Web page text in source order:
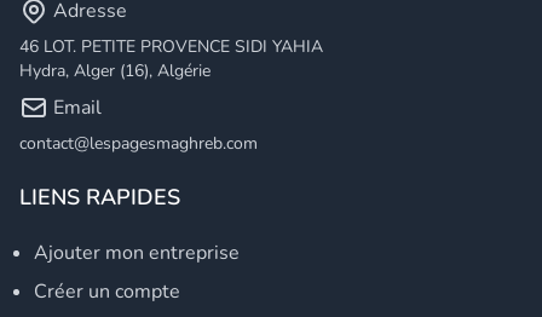
Adresse
46 LOT. PETITE PROVENCE SIDI YAHIA
Hydra, Alger (16), Algérie
Email
contact@lespagesmaghreb.com
LIENS RAPIDES
Ajouter mon entreprise
Créer un compte